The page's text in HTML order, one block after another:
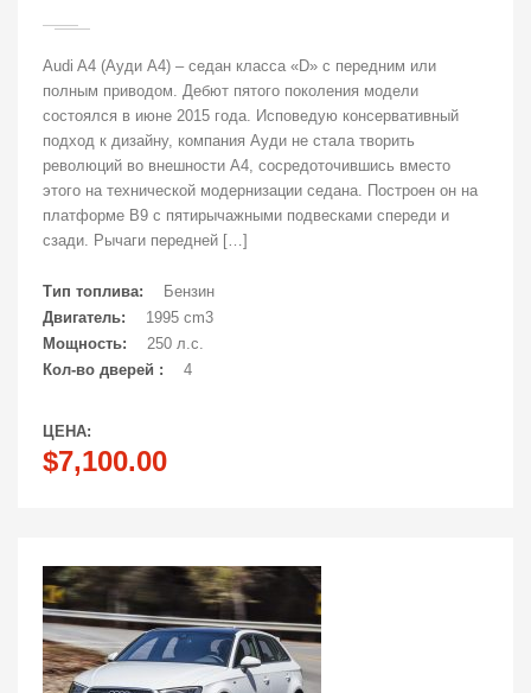
Audi A4 (Ауди А4) – седан класса «D» с передним или
полным приводом. Дебют пятого поколения модели
состоялся в июне 2015 года. Исповедую консервативный
подход к дизайну, компания Ауди не стала творить
революций во внешности А4, сосредоточившись вместо
этого на технической модернизации седана. Построен он на
платформе В9 с пятирычажными подвесками спереди и
сзади. Рычаги передней […]
Тип топлива:
Бензин
Двигатель:
1995 cm3
Мощность:
250 л.с.
Кол-во дверей :
4
ЦЕНА:
$7,100.00